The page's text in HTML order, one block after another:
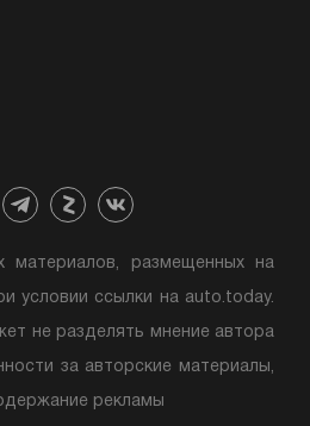
материалов, размещенных на
условии ссылки на auto.today.
не разделять мнение автора
за авторские материалы,
рекламы